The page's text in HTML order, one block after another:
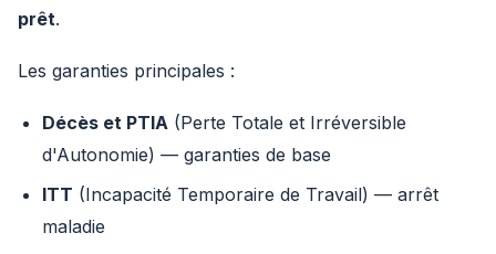
prêt.
Les garanties principales :
Décès et PTIA (Perte Totale et Irréversible
d'Autonomie) — garanties de base
ITT (Incapacité Temporaire de Travail) — arrêt
maladie